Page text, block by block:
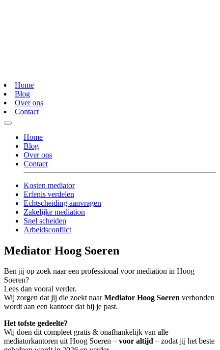
Home
Blog
Over ons
Contact
Home
Blog
Over ons
Contact
Kosten mediator
Erfenis verdelen
Echtscheiding aanvragen
Zakelijke mediation
Snel scheiden
Arbeidsconflict
Mediator Hoog Soeren
Ben jij op zoek naar een professional voor mediation in Hoog
Soeren?
Lees dan vooral verder.
Wij zorgen dat jij die zoekt naarMediator Hoog Soeren verbonden
wordt aan een kantoor dat bij je past.
Het tofste gedeelte?
Wij doen dit compleet gratis & onafhankelijk van alle
mediatorkantoren uit Hoog Soeren – voor altijd – zodat jij het beste